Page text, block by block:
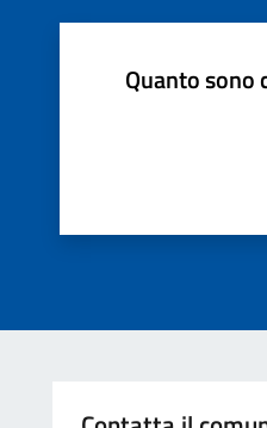
Quanto sono